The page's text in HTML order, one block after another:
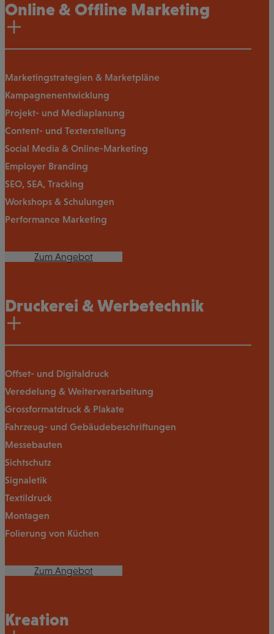
Online & Offline Marketing
Marketingstrategien & Marketpläne
Kampagnenentwicklung
Projekt- und Mediaplanung
Content- und Texterstellung
Social Media & Online-Marketing
Employer Branding
SEO, SEA, Tracking
Workshops & Schulungen
Performance Marketing
Zum Angebot
Druckerei & Werbetechnik
Offset- und Digitaldruck
Veredelung & Weiterverarbeitung
Grossformatdruck & Plakate
Fahrzeug- und Gebäudebeschriftungen
Messebauten
Sichtschutz
Signaletik
Textildruck
Montagen
Folierung von Küchen
Zum Angebot
Kreation